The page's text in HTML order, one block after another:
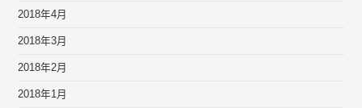
2018年4月
2018年3月
2018年2月
2018年1月